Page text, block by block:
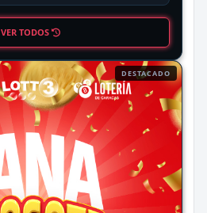
VER TODOS
DESTACADO